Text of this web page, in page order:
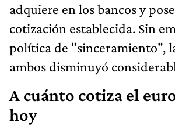
adquiere en los bancos y
cotización establecida. Sin
política de "sinceramiento",
ambos disminuyó
A cuánto cotiza el
hoy